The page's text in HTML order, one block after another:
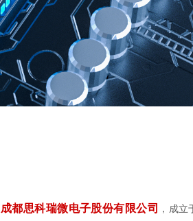
成都思科瑞微电子股份有限公司 ，成